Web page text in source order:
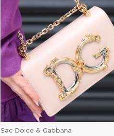
Sac Dolce & Gabbana